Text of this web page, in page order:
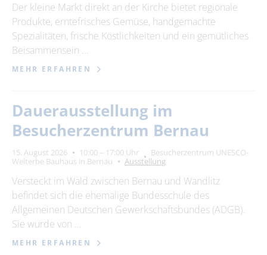
Der kleine Markt direkt an der Kirche bietet regionale
Produkte, erntefrisches Gemüse, handgemachte
Spezialitäten, frische Köstlichkeiten und ein gemütliches
Beisammensein …
MEHR ERFAHREN
Dauerausstellung im
Besucherzentrum Bernau
15. August 2026 10:00 – 17:00 Uhr
Besucherzentrum UNESCO-
Welterbe Bauhaus in Bernau
Ausstellung
Versteckt im Wald zwischen Bernau und Wandlitz
befindet sich die ehemalige Bundesschule des
Allgemeinen Deutschen Gewerkschaftsbundes (ADGB).
Sie wurde von …
MEHR ERFAHREN